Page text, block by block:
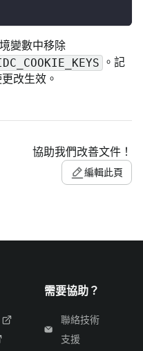
變數中移除
。記
改生效。
協助我們改善文件！
編輯此頁
需要協助？
聯絡技術
支援